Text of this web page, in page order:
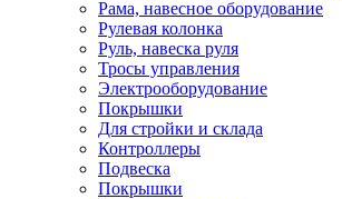
Рама, навесное оборудование
Рулевая колонка
Руль, навеска руля
Тросы управления
Электрооборудование
Покрышки
Для стройки и склада
Контроллеры
Подвеска
Покрышки